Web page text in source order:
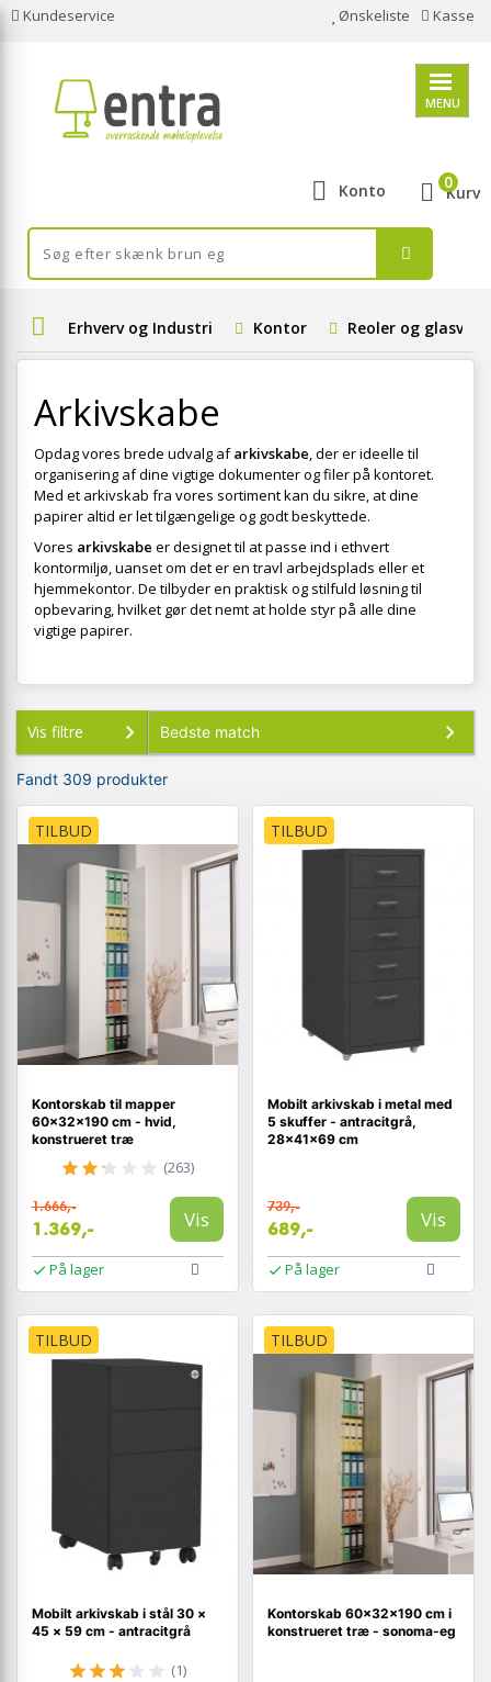
Kundeservice Ønskeliste Kasse
MENU
Konto Kurv
0
Erhverv og Industri Kontor Reoler og
Arkivskabe
Opdag vores brede udvalg afarkivskabe, der er ideelle til
organisering af dine vigtige dokumenter og filer på kontoret.
Med et arkivskab fra vores sortiment kan du sikre, at dine
papirer altid er let tilgængelige og godt beskyttede.
Vores arkivskabe er designet til at passe ind i ethvert
kontormiljø, uanset om det er en travl arbejdsplads eller et
hjemmekontor. De tilbyder en praktisk og stilfuld løsning til
opbevaring, hvilket gør det nemt at holde styr på alle dine
vigtige papirer.
Vis filtre
Fandt 309 produkter
TILBUD
Kontorskab til mapper
60×32×190 cm - hvid,
konstrueret træ
(263)
1.666,-
1.369,- Vis
På lager
TILBUD
Mobilt arkivskab i metal med
5 skuffer - antracitgrå,
28×41×69 cm
739,-
689,- Vis
På lager
TILBUD
Mobilt arkivskab i stål 30 ×
45 × 59 cm - antracitgrå
(1)
TILBUD
Kontorskab 60×32×190 cm i
konstrueret træ - sonoma-eg